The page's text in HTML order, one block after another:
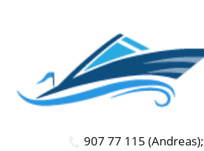
907 77 115 (Andreas);